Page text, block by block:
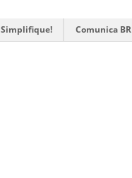
Simplifique! Comunica BR